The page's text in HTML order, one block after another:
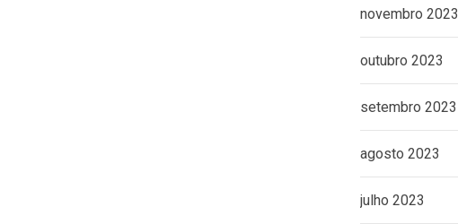
novembro 2023
outubro 2023
setembro 2023
agosto 2023
julho 2023